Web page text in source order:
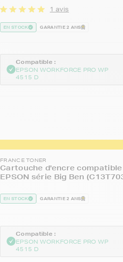
1 avis
EN STOCK GARANTIE 2 ANS
Compatible :
EPSON WORKFORCE PRO WP
4515 D
FRANCE TONER
Cartouche d'encre
EPSON série Big Ben
EN STOCK GARANTIE 2 ANS
Compatible :
EPSON WORKFORCE PRO WP
4515 D